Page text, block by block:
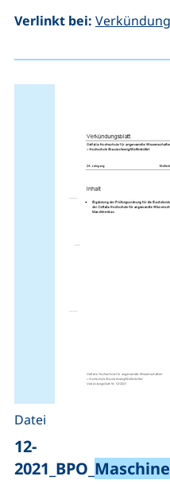
Verlinkt bei:
12-
2021_BPO_
Datei